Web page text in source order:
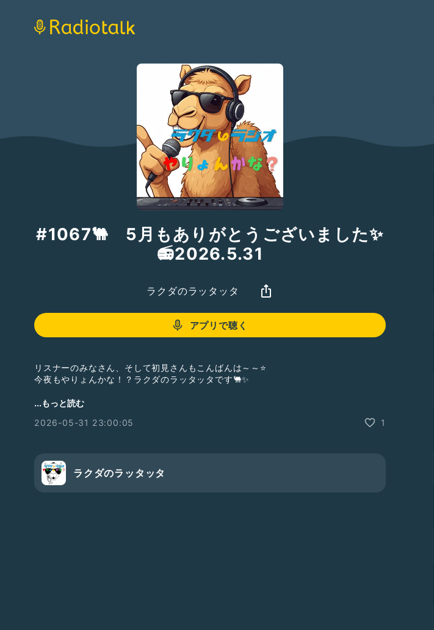
#1067🐫 5月もありがとうございました✨
📻2026.5.31
ラクダのラッタッタ
アプリで聴く
リスナーのみなさん、そして初見さんもこんばんは～～⭐
今夜もやりょんかな！？ラクダのラッタッタです🐫✨
＼毎日ゆるっと配信中📻／
「なんとかなるっしょ。」
「まぁ、だいたい大丈夫！」
...もっと読む
2026-05-31 23:00:05
1
ラクダのラッタッタ